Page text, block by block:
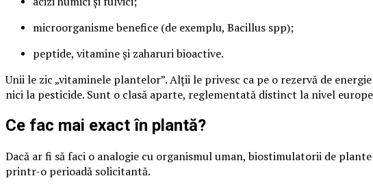
microorganisme benefice (de exemplu, Bacillus spp);
peptide, vitamine și zaharuri bioactive.
Unii le zic „vitaminele plantelor”. Alții le privesc ca pe o rezervă de
nici la pesticide. Sunt o clasă aparte, reglementată distinct la nivel
Ce fac mai exact în plantă?
Dacă ar fi să faci o analogie cu organismul uman, biostimulatorii de
printr-o perioadă solicitantă.